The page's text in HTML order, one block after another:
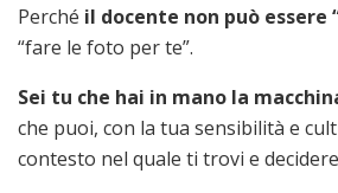
Perché il docente non può essere
“fare le foto per te”.
Sei tu che hai in mano la
che puoi, con la tua sensibilità e
contesto nel quale ti trovi e